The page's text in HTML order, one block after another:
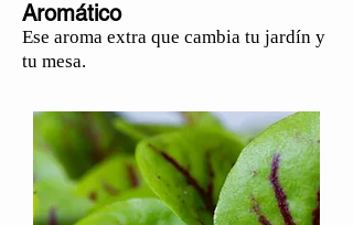
Aromático
Ese aroma extra que cambia tu jardín y
tu mesa.